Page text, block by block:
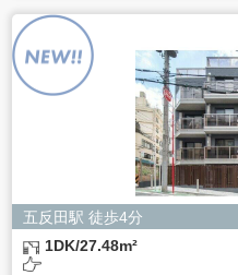
五反田駅 徒歩4分
1DK/27.48m²